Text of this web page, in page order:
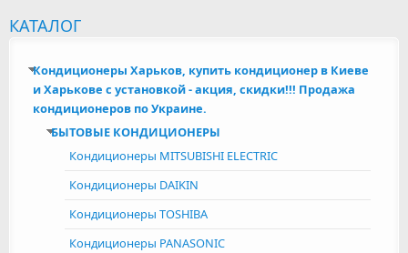
КАТАЛОГ
Кондиционеры Харьков, купить кондиционер в Киеве
и Харькове с установкой - акция, скидки!!! Продажа
кондиционеров по Украине.
БЫТОВЫЕ КОНДИЦИОНЕРЫ
Кондиционеры MITSUBISHI ELECTRIC
Кондиционеры DAIKIN
Кондиционеры TOSHIBA
Кондиционеры PANASONIC